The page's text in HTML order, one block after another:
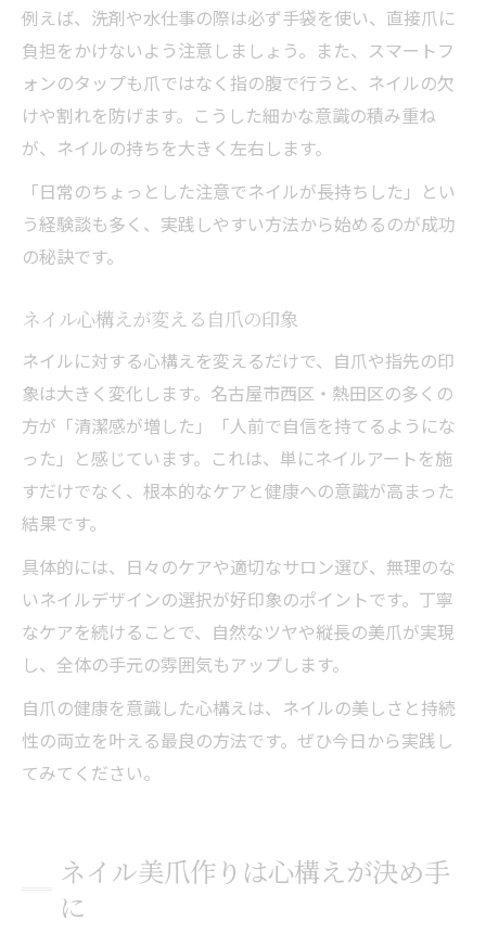
例えば、洗剤や水仕事の際は必ず手袋を使い、直接爪に
負担をかけないよう注意しましょう。また、スマートフ
ォンのタップも爪ではなく指の腹で行うと、ネイルの欠
けや割れを防げます。こうした細かな意識の積み重ね
が、ネイルの持ちを大きく左右します。
「日常のちょっとした注意でネイルが長持ちした」とい
う経験談も多く、実践しやすい方法から始めるのが成功
の秘訣です。
ネイル心構えが変える自爪の印象
ネイルに対する心構えを変えるだけで、自爪や指先の印
象は大きく変化します。名古屋市西区・熱田区の多くの
方が「清潔感が増した」「人前で自信を持てるようにな
った」と感じています。これは、単にネイルアートを施
すだけでなく、根本的なケアと健康への意識が高まった
結果です。
具体的には、日々のケアや適切なサロン選び、無理のな
いネイルデザインの選択が好印象のポイントです。丁寧
なケアを続けることで、自然なツヤや縦長の美爪が実現
し、全体の手元の雰囲気もアップします。
自爪の健康を意識した心構えは、ネイルの美しさと持続
性の両立を叶える最良の方法です。ぜひ今日から実践し
てみてください。
ネイル美爪作りは心構えが決め手
に